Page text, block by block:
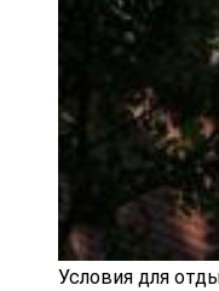
Условия для